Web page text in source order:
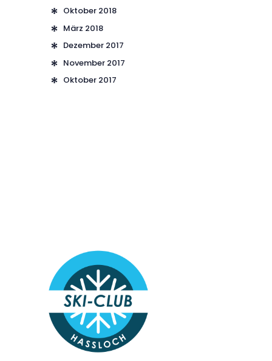
Oktober 2018
März 2018
Dezember 2017
November 2017
Oktober 2017